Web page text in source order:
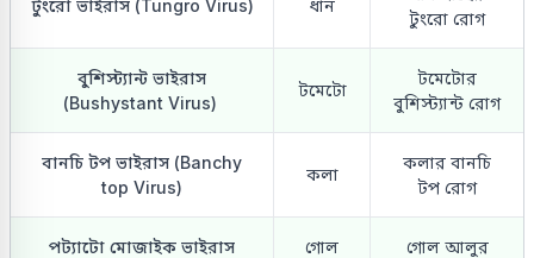
টুংরো ভাইরাস (Tungro Virus) ধান
টুংরো রোগ
বুশিস্ট্যান্ট ভাইরাস
(Bushystant Virus)
টমেটো
টমেটোর
বুশিস্ট্যান্ট রোগ
বানচি টপ ভাইরাস (Banchy
top Virus)
কলা
কলার বানচি
টপ রোগ
পট্যাটো মোজাইক ভাইরাস
গোল
গোল আলুর